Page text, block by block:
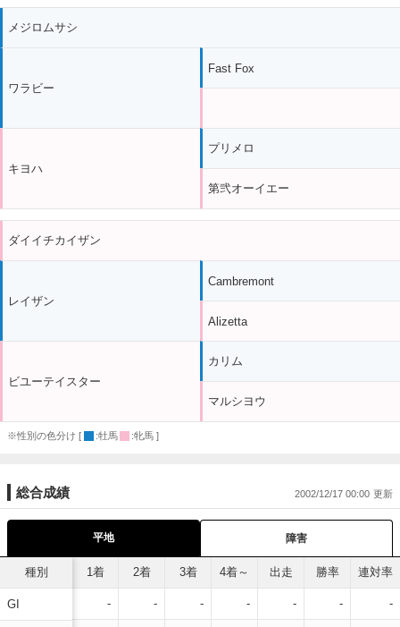
メジロムサシ
ワラビー
キヨハ
Fast Fox
プリメロ
第弐オーイエー
ダイイチカイザン
レイザン
ビユーテイスター
Cambremont
Alizetta
カリム
マルシヨウ
※性別の色分け [ :牡馬 :牝馬 ]
総合成績 2002/12/17 00:00
平地 障害
種別
GI
1着 2着 3着 4着～ 出走 勝率 連対率
- - - - - - -